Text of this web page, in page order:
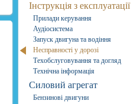
Інструкція з експлуатації
Прилади керування
Аудіосистема
Запуск двигуна та водіння
Несправності у дорозі
Техобслуговування та догляд
Технічна інформація
Силовий агрегат
Бензинові двигуни